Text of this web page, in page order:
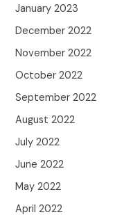
January 2023
December 2022
November 2022
October 2022
September 2022
August 2022
July 2022
June 2022
May 2022
April 2022